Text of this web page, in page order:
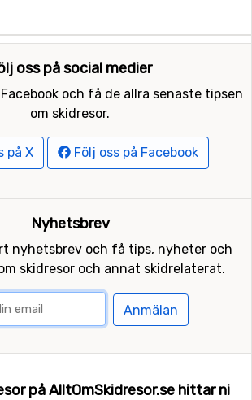
oss på social medier
och få de allra senaste tipsen
om skidresor.
på X Följ oss på Facebook
Nyhetsbrev
nyhetsbrev och få tips, nyheter och
skidresor och annat skidrelaterat.
Anmälan
på AlltOmSkidresor.se hittar ni